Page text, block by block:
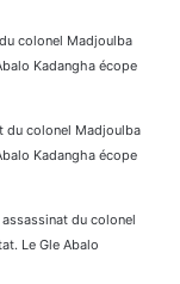
colonel Madjoulba
Kadangha écope
du colonel Madjoulba
Kadangha écope
du colonel
Le Gle Abalo